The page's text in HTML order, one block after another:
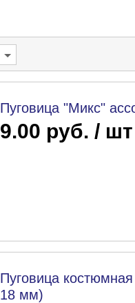
Пуговица "Микс"
9.00 руб. / шт
Пуговица
18 мм)